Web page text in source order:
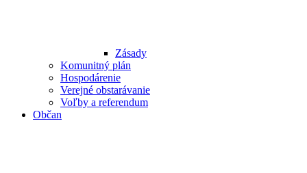
Zásady
Komunitný plán
Hospodárenie
Verejné obstarávanie
Voľby a referendum
Občan